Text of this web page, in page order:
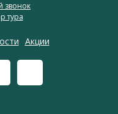
Акции
звонок
тура